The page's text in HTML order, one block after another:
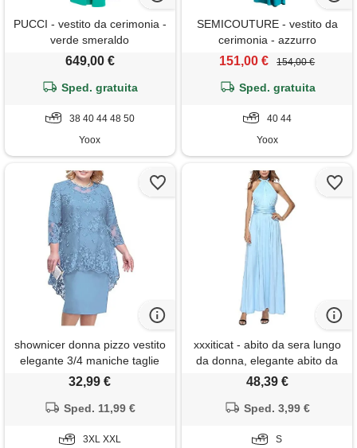
PUCCI - vestito da cerimonia -
verde smeraldo
649,00 €
Sped. gratuita
38 40 44 48 50
Yoox
SEMICOUTURE - vestito da
cerimonia - azzurro
151,00 € 154,00 €
Sped. gratuita
40 44
Yoox
shownicer donna pizzo vestito
elegante 3/4 maniche taglie
forti vestiti da cerimonia
ginocchio a blu xxl
32,99 €
Sped. 11,99 €
3XL XXL
xxxiticat - abito da sera lungo
da donna, elegante abito da
damigella d'onore, abito da
pavone, s
48,39 €
Sped. 3,99 €
S